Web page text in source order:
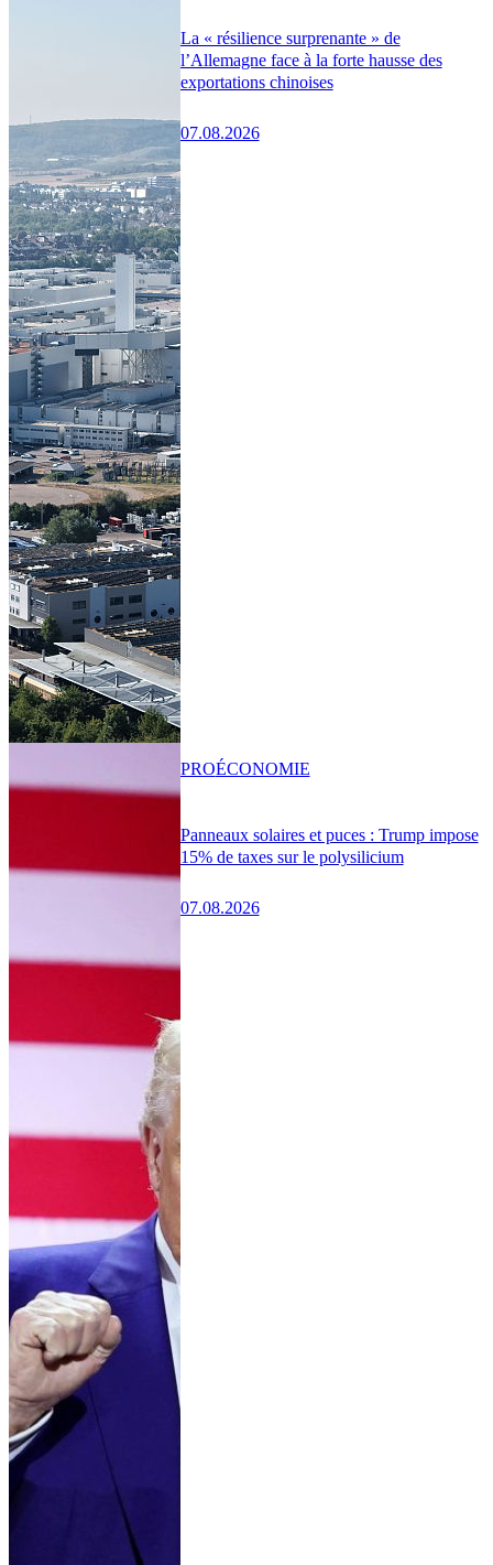
La « résilience surprenante » de
l’Allemagne face à la forte hausse des
exportations chinoises
07.08.2026
Panneaux solaires et puces : Trump impose
15% de taxes sur le polysilicium
07.08.2026
PROÉCONOMIE